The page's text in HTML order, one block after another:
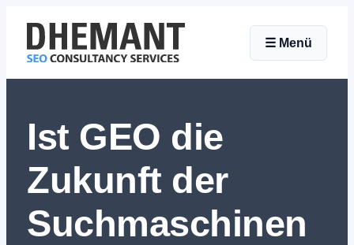
Zum
Inhalt
springen
☰ Menü
Ist GEO die
Zukunft der
Suchmaschinen